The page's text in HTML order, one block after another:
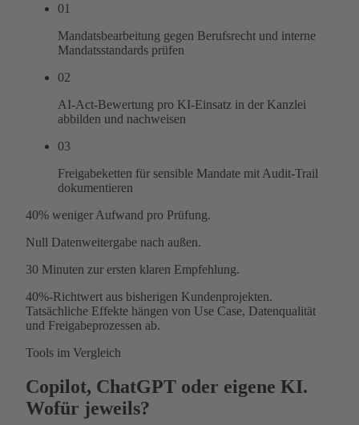
01
Mandatsbearbeitung gegen Berufsrecht und interne
Mandatsstandards prüfen
02
AI-Act-Bewertung pro KI-Einsatz in der Kanzlei
abbilden und nachweisen
03
Freigabeketten für sensible Mandate mit Audit-Trail
dokumentieren
40% weniger Aufwand pro Prüfung.
Null Datenweitergabe nach außen.
30 Minuten zur ersten klaren Empfehlung.
40%-Richtwert aus bisherigen Kundenprojekten.
Tatsächliche Effekte hängen von Use Case, Datenqualität
und Freigabeprozessen ab.
Tools im Vergleich
Copilot, ChatGPT oder eigene KI.
Wofür jeweils?